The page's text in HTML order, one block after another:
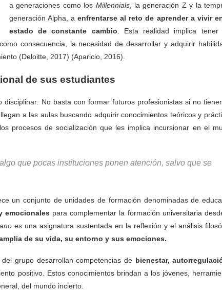
a generaciones como los Millennials, la generación Z y la
generación Alpha, aenfrentarse al reto de aprender a vivir
estado de constante cambio . Esta realidad implica tener
consecuencia, la necesidad de desarrollar y adquirir
(Deloitte, 2017) (Aparicio, 2016).
de sus estudiantes
No basta con formar futuros profesionistas si no
a las aulas buscando adquirir conocimientos teóricos y
procesos de socialización que les implica incursionar en el
que pocas instituciones ponen atención, salvo que se
un conjunto de unidades de formación denominadas de
emocionales para complementar la formación universitaria
es una asignatura sustentada en la reflexión y el análisis
de su vida, su entorno y sus emociones.
grupo desarrollan competencias debienestar,
positivo. Estos conocimientos brindan a los jóvenes,
del mundo incierto.